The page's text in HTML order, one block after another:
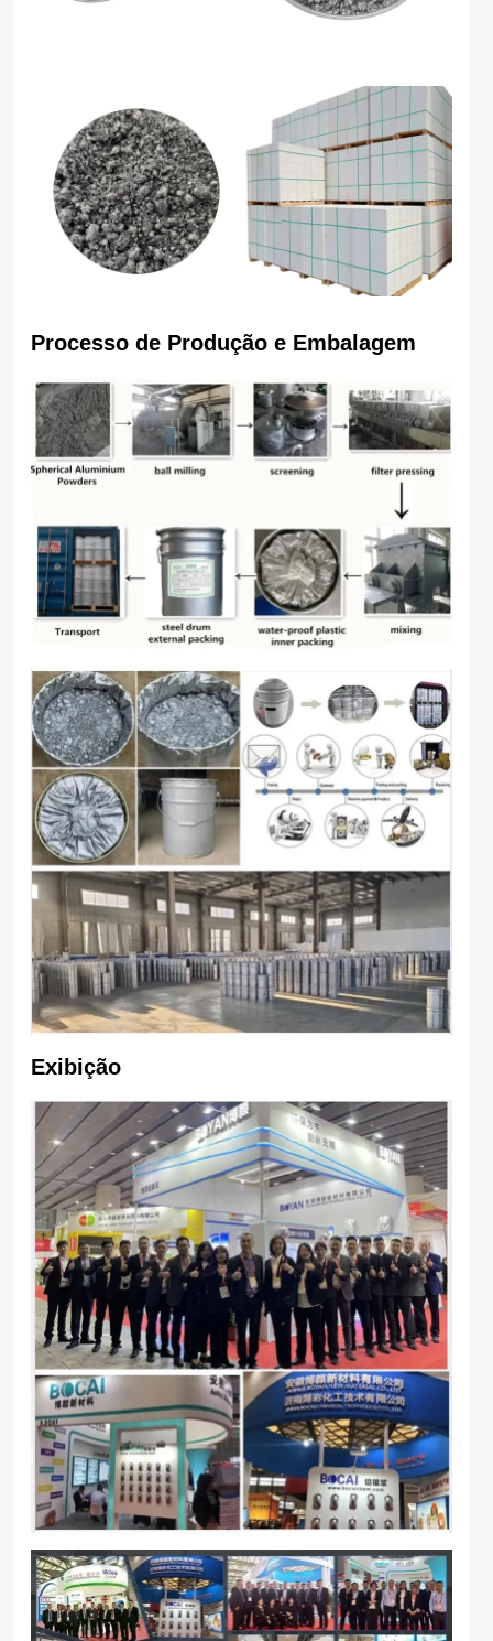
Processo de Produção e Embalagem
Exibição